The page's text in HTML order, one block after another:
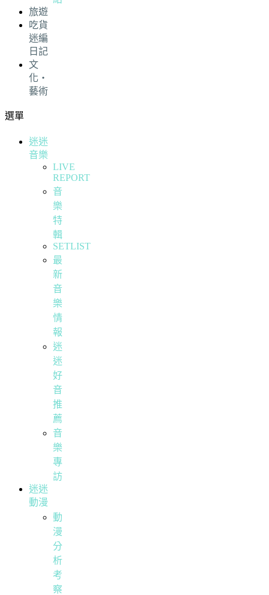
旅遊
吃貨
迷編
日記
文
化・
藝術
選單
迷迷
音樂
LIVE
REPORT
音
樂
特
輯
SETLIST
最
新
音
樂
情
報
迷
迷
好
音
推
薦
音
樂
專
訪
迷迷
動漫
動
漫
分
析
考
察